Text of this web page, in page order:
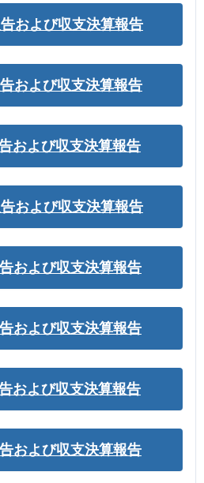
および収支決算報告
および収支決算報告
および収支決算報告
および収支決算報告
および収支決算報告
および収支決算報告
および収支決算報告
および収支決算報告